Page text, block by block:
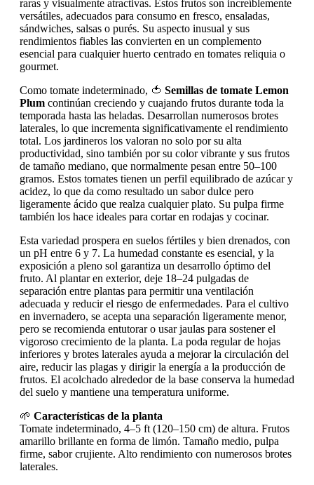
raras y visualmente atractivas. Estos frutos son increíblemente
versátiles, adecuados para consumo en fresco, ensaladas,
sándwiches, salsas o purés. Su aspecto inusual y sus
rendimientos fiables las convierten en un complemento
esencial para cualquier huerto centrado en tomates reliquia o
gourmet.
Como tomate indeterminado, 🍅 Semillas de tomate Lemon
Plum continúan creciendo y cuajando frutos durante toda la
temporada hasta las heladas. Desarrollan numerosos brotes
laterales, lo que incrementa significativamente el rendimiento
total. Los jardineros los valoran no solo por su alta
productividad, sino también por su color vibrante y sus frutos
de tamaño mediano, que normalmente pesan entre 50–100
gramos. Estos tomates tienen un perfil equilibrado de azúcar y
acidez, lo que da como resultado un sabor dulce pero
ligeramente ácido que realza cualquier plato. Su pulpa firme
también los hace ideales para cortar en rodajas y cocinar.
Esta variedad prospera en suelos fértiles y bien drenados, con
un pH entre 6 y 7. La humedad constante es esencial, y la
exposición a pleno sol garantiza un desarrollo óptimo del
fruto. Al plantar en exterior, deje 18–24 pulgadas de
separación entre plantas para permitir una ventilación
adecuada y reducir el riesgo de enfermedades. Para el cultivo
en invernadero, se acepta una separación ligeramente menor,
pero se recomienda entutorar o usar jaulas para sostener el
vigoroso crecimiento de la planta. La poda regular de hojas
inferiores y brotes laterales ayuda a mejorar la circulación del
aire, reducir las plagas y dirigir la energía a la producción de
frutos. El acolchado alrededor de la base conserva la humedad
del suelo y mantiene una temperatura uniforme.
🌱 Características de la planta
Tomate indeterminado, 4–5 ft (120–150 cm) de altura. Frutos
amarillo brillante en forma de limón. Tamaño medio, pulpa
firme, sabor crujiente. Alto rendimiento con numerosos brotes
laterales.